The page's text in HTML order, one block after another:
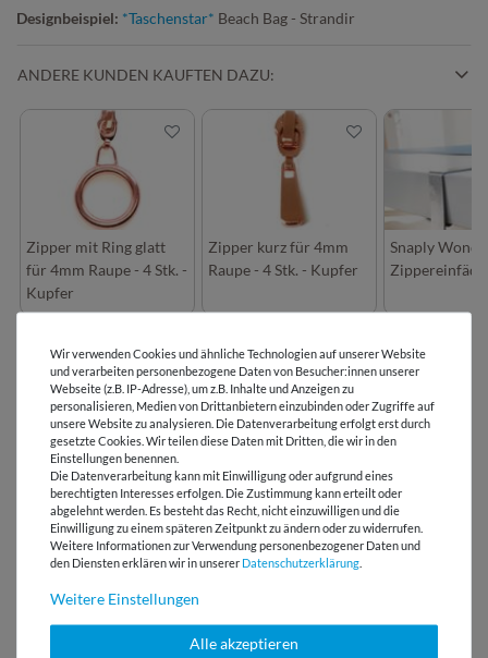
Designbeispiel: *Taschenstar* Beach Bag - Strandir
ANDERE KUNDEN KAUFTEN DAZU:
Zipper mit Ring glatt
für 4mm Raupe - 4 Stk. -
Kupfer
Zipper kurz für 4mm
Raupe - 4 Stk. - Kupfer
Snaply
BEWERTUNGEN ( 34 )
HERSTELLERINFORMATIONEN
Versandkostenfrei ab 60 € -
Lieferung mit DHL
E-Mail Kundenservice
Antwort in 24h
Wir verwenden Cookies und ähnliche Technologien auf unserer Website
und verarbeiten personenbezogene Daten von Besucher:innen unserer
Webseite (z.B. IP-Adresse), um z.B. Inhalte und Anzeigen zu
personalisieren, Medien von Drittanbietern einzubinden oder Zugriffe auf
unsere Website zu analysieren. Die Datenverarbeitung erfolgt erst durch
gesetzte Cookies. Wir teilen diese Daten mit Dritten, die wir in den
Einstellungen benennen.
Die Datenverarbeitung kann mit Einwilligung oder aufgrund eines
berechtigten Interesses erfolgen. Die Zustimmung kann erteilt oder
abgelehnt werden. Es besteht das Recht, nicht einzuwilligen und die
Einwilligung zu einem späteren Zeitpunkt zu ändern oder zu widerrufen.
Weitere Informationen zur Verwendung personenbezogener Daten und
den Diensten erklären wir in unserer Daten­schutz­erklärung
Weitere Einstellungen
Alle akzeptieren